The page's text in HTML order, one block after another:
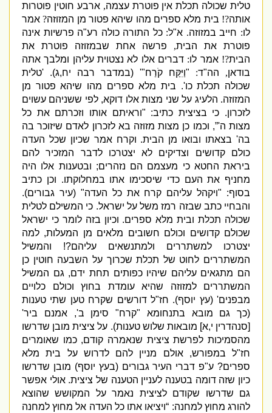
טלית שכולה תכלת אין פוטרת עצמה,ארבע חוטין פוטרות
אותה?!בית מלא ספרים מהו שיהא פטור מן המזוזה?אמר
:חייב במזוזה.א "ל:כל התורה כולה רע"ה פרשיות אינה
פוטרת את הבית,פרשה אחת שבמזוזה פוטרת את
הבית?!אמר לו :דברים אלו לא נצטוית עליהן ומלבך אתה
בודאן,הה"ד:
" וַיִּקַּח קֹרַח"' ( במדבר רבה יח ,ג). 'טלית
שכולה תכלת כו '.בית מלא ספרים מהו שיהא פטור מן
המזוזה.הלעיג על שני מצות אלו דוקא,לפי ששניהם עשוים
לזכרון.כי בציצית כתיב: " וראיתם אותו וזכרתם את כל
מצות ה '”,וכמו כן מצות מזוזה בא לזכרון לאדם שיזוכר בה
בה'בצאתו ובואו מן הבית.וקרח אמר שכיון שכל העדה
כולם קדושים וצדיקים לא יצטרכו לדבר המזכיר להם
ביראת החטא כי מעצמם הם נזהרים;ובטענות אלו היה
מחניף את העם כדי שיסכימו אתו במחלוקתו.וכן כתיב
בסוף: "ויקהל עליהם קרח את כל העדה" (עיר גבורים).
והבחיי כתב שבזה רמז משל על ישראל.כי המשילם לטלית
שכולה תכלת ובית מלא ספרים.וכיון בזה לומר כי ישראל
שכולם קדושים וכולם חשובים מלאים מן המעלות,למה
יצטרכו למשתררים ולמתנשאים עליהם?!
והמשיל
המשתררים לחוט של תכלת שכרוך על השבעה חוטין כן
הם מתגאים עליהם שיהיו כפותים תחת ידם,גם המשיל
המשתררים למזוזה שהיא עומדת בחוץ וכולם כלויים
מבפנים' (עץ יוסף).חז"ל דורשים שקרח טען שתי טענות
כך גם מובא בתנחומא" קרח"סימן ב ',אמנם ביר'
סנהדרין י,א]מובאות שלוש טענות).על ציצית מובן שדרשו
מהסמיכות לפרשת ציצית שנאמרה קודם,כמו שאומרים
"ל במפורש,אולם מניין להם לדרוש על בית מלא
ספרים?ע" פ דברי העיר גבורים(בעץ יוסף)מובן שדרשו
כיון שזה דומה בטענה לעניין הטענה של ציצית.אולי אפשר
גם שדרשו שקודם לציצית נאמר על המקושש שהוצא
להורג מחוץ למחנה: “ויציאו אתו כל העדה אל מחוץ למחנה